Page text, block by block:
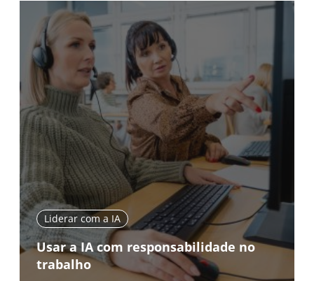
Liderar com a IA
Usar a IA com responsabilidade no
trabalho